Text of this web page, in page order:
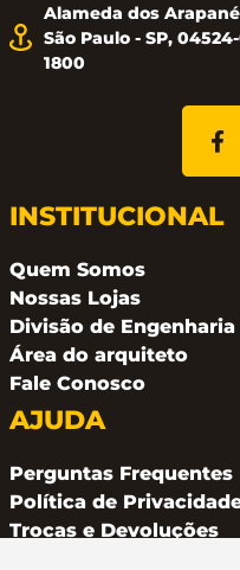
Alameda dos
São Paulo - SP,
1800
INSTITUCIONAL
Quem Somos
Nossas Lojas
Divisão de Engenharia
Área do arquiteto
Fale Conosco
AJUDA
Perguntas Frequentes
Política de
Trocas e Devoluções